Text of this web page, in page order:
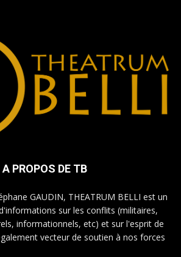
A PROPOS DE TB
GAUDIN, THEATRUM BELLI est un
sur les conflits (militaires,
informationnels, etc) et sur l'esprit de
vecteur de soutien à nos forces